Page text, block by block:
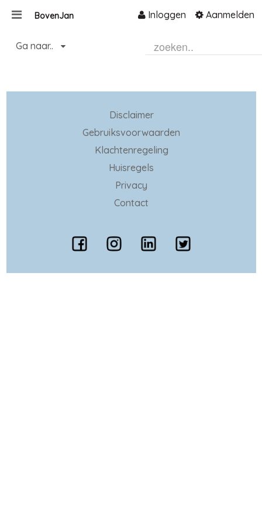
Inloggen Aanmelden
BovenJan
Home
Ga naar..
Disclaimer
Gebruiksvoorwaarden
Klachtenregeling
Huisregels
Privacy
Contact